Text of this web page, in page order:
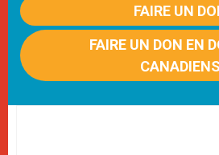
FAIRE UN
FAIRE UN DON EN
CANADIENS